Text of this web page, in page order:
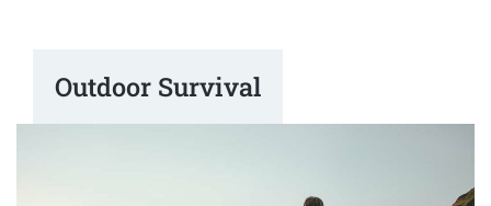
Outdoor Survival